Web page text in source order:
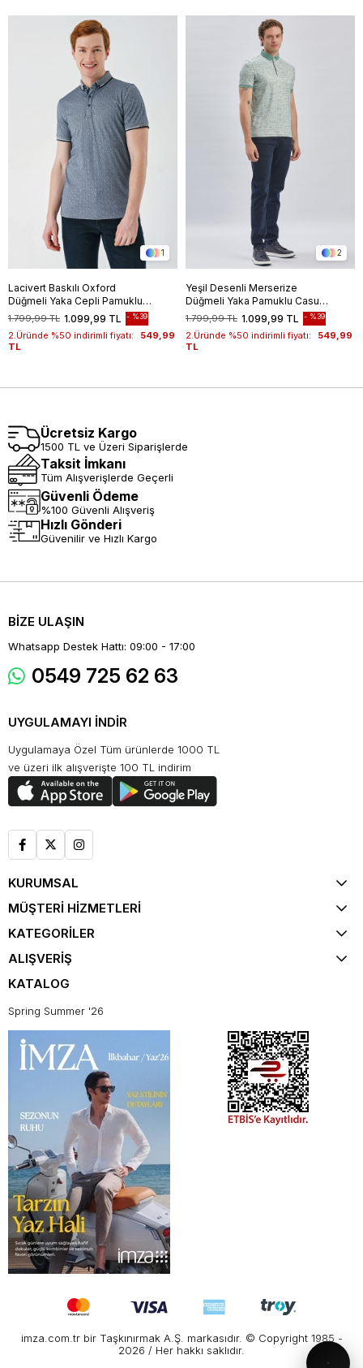
1
Lacivert Baskılı Oxford
Düğmeli Yaka Cepli Pamuklu
Casual Slim Fit Dar Kesim
Tişört 1011240177
1.099,99 TL
1.799,99 TL %39
2.Üründe %50 indirimli fiyatı:
549,99
TL
2
Yeşil Desenli Merserize
Düğmeli Yaka Pamuklu Casual
Slim Fit Dar Kesim Tişört
1011240160
1.099,99 TL
1.799,99 TL %39
2.Üründe %50 indirimli fiyatı:
549,99
TL
Ücretsiz Kargo
1500 TL ve Üzeri Siparişlerde
Taksit İmkanı
Tüm Alışverişlerde Geçerli
Güvenli Ödeme
%100 Güvenli Alışveriş
Hızlı Gönderi
Güvenilir ve Hızlı Kargo
BİZE ULAŞIN
Whatsapp Destek Hattı: 09:00 - 17:00
0549 725 62 63
UYGULAMAYI İNDİR
Uygulamaya Özel Tüm ürünlerde 1000 TL
ve üzeri ilk alışverişte 100 TL indirim
KURUMSAL
MÜŞTERİ HİZMETLERİ
KATEGORİLER
ALIŞVERİŞ
KATALOG
Spring Summer '26
imza.com.tr bir Taşkınırmak A.Ş. markasıdır. © Copyright 1985 -
2026 / Her hakkı saklıdır.